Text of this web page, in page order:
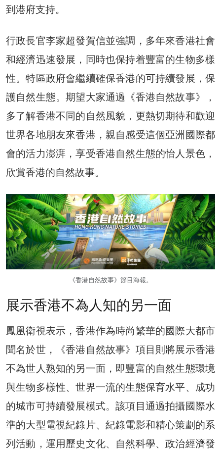
到港府支持。
行政長官李家超發賀信並強調，多年來香港社會
和經濟迅速發展，同時也保持着豐富的生物多樣
性。特區政府會繼續確保香港的可持續發展，保
護自然生態。期望大家通過《香港自然故事》，
多了解香港不同的自然風貌，更熱切期待和歡迎
世界各地朋友來香港，親自感受這個亞洲國際都
會的活力澎湃，享受香港自然生態的怡人景色，
欣賞香港的自然故事。
《香港自然故事》節目海報。
展示香港不為人知的另一面
鳳凰衛視表示，香港作為時尚繁華的國際大都市
聞名於世，《香港自然故事》項目則將展示香港
不為世人熟知的另一面，即豐富的自然生態環境
與生物多樣性、世界一流的生態保育水平、成功
的城市可持續發展模式。該項目通過拍攝國際水
準的大型電視紀錄片、紀錄電影和精心策劃的系
列活動，運用歷史文化、自然科學、政治經濟發